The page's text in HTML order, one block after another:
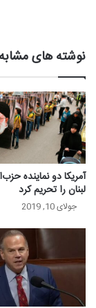
نوشته های مشابه
آمریکا دو نماینده
لبنان را تحریم کرد
جولای 10, 2019